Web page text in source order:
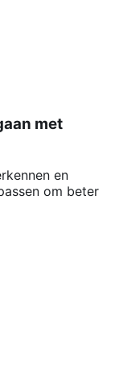
met
en
om beter